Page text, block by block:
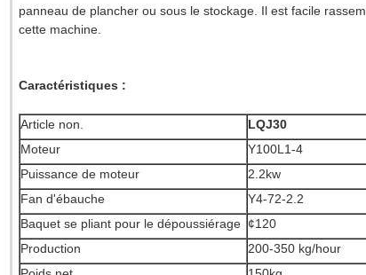
panneau de plancher ou sous le stockage. Il est facile
cette machine.
Caractéristiques :
Article non.
LQJ30
Moteur
Y100L1-4
Puissance de moteur
2.2kw
Fan d'ébauche
Y4-72-2.2
Baquet se pliant pour le dépoussiérage ¢120
Production
200-350 kg/hour